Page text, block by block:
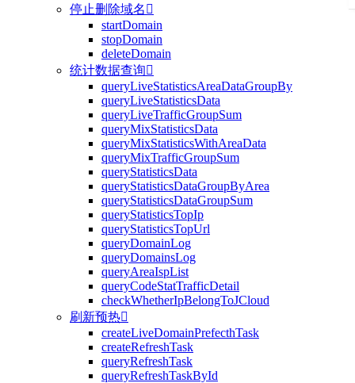
停止删除域名 
startDomain
stopDomain
deleteDomain
统计数据查询
queryLiveStatisticsAreaDataGroupBy
queryLiveStatisticsData
queryLiveTrafficGroupSum
queryMixStatisticsData
queryMixStatisticsWithAreaData
queryMixTrafficGroupSum
queryStatisticsData
queryStatisticsDataGroupByArea
queryStatisticsDataGroupSum
queryStatisticsTopIp
queryStatisticsTopUrl
queryDomainLog
queryDomainsLog
queryAreaIspList
queryCodeStatTrafficDetail
checkWhetherIpBelongToJCloud
刷新预热
createLiveDomainPrefecthTask
createRefreshTask
queryRefreshTask
queryRefreshTaskById